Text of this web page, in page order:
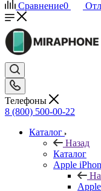
Сравнение0
Телефоны
8 (800) 500-00-22
Каталог
Назад
Каталог
Apple